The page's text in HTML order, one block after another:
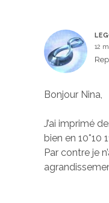
12
Bonjour Nina,
J’ai imprimé
bien en 10*10
Par contre je